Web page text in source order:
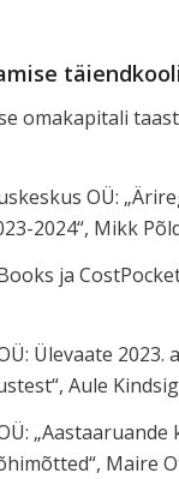
omakapitali
OÜ:
2024“, Mikk
ja
Ülevaate 2023.
Aule
Maire